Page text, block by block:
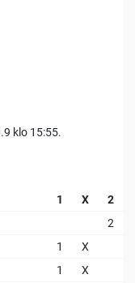
klo 15:55.
1 X
2
2
1
X
1
X